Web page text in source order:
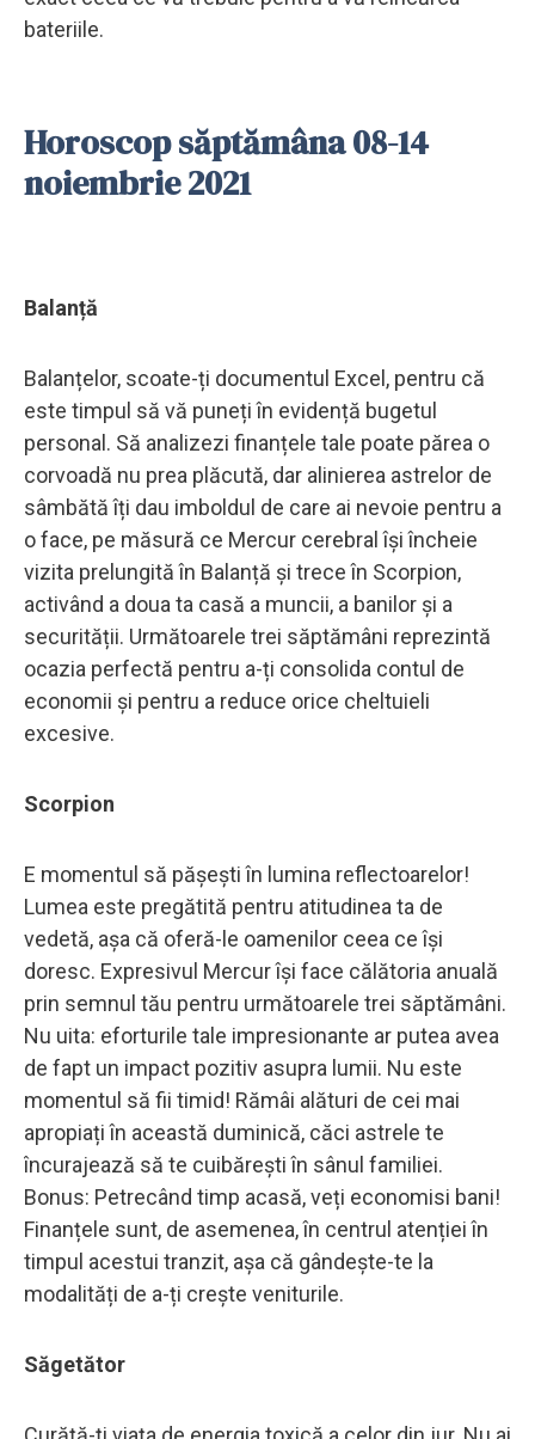
bateriile.
Horoscop săptămâna 08-14
noiembrie 2021
Balanță
Balanțelor, scoate-ți documentul Excel, pentru că
este timpul să vă puneți în evidență bugetul
personal. Să analizezi finanțele tale poate părea o
corvoadă nu prea plăcută, dar alinierea astrelor de
sâmbătă îți dau imboldul de care ai nevoie pentru a
o face, pe măsură ce Mercur cerebral își încheie
vizita prelungită în Balanță și trece în Scorpion,
activând a doua ta casă a muncii, a banilor și a
securității. Următoarele trei săptămâni reprezintă
ocazia perfectă pentru a-ți consolida contul de
economii și pentru a reduce orice cheltuieli
excesive.
Scorpion
E momentul să pășești în lumina reflectoarelor!
Lumea este pregătită pentru atitudinea ta de
vedetă, așa că oferă-le oamenilor ceea ce își
doresc. Expresivul Mercur își face călătoria anuală
prin semnul tău pentru următoarele trei săptămâni.
Nu uita: eforturile tale impresionante ar putea avea
de fapt un impact pozitiv asupra lumii. Nu este
momentul să fii timid! Rămâi alături de cei mai
apropiați în această duminică, căci astrele te
încurajează să te cuibărești în sânul familiei.
Bonus: Petrecând timp acasă, veți economisi bani!
Finanțele sunt, de asemenea, în centrul atenției în
timpul acestui tranzit, așa că gândește-te la
modalități de a-ți crește veniturile.
Săgetător